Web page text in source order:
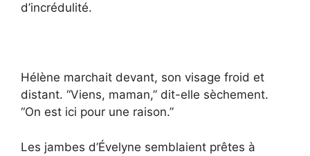
d’incrédulité.
Hélène marchait devant, son visage froid et
distant. “Viens, maman,” dit-elle sèchement.
“On est ici pour une raison.”
Les jambes d’Évelyne semblaient prêtes à